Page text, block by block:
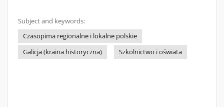
Subject and keywords:
Czasopima regionalne i lokalne polskie
Galicja (kraina historyczna)
Szkolnictwo i oświata